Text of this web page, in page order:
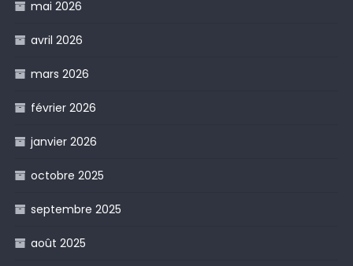
mai 2026
avril 2026
mars 2026
février 2026
janvier 2026
octobre 2025
septembre 2025
août 2025